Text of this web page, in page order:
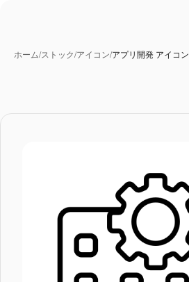
ホーム/ストック/アイコン/アプリ開発 アイコン